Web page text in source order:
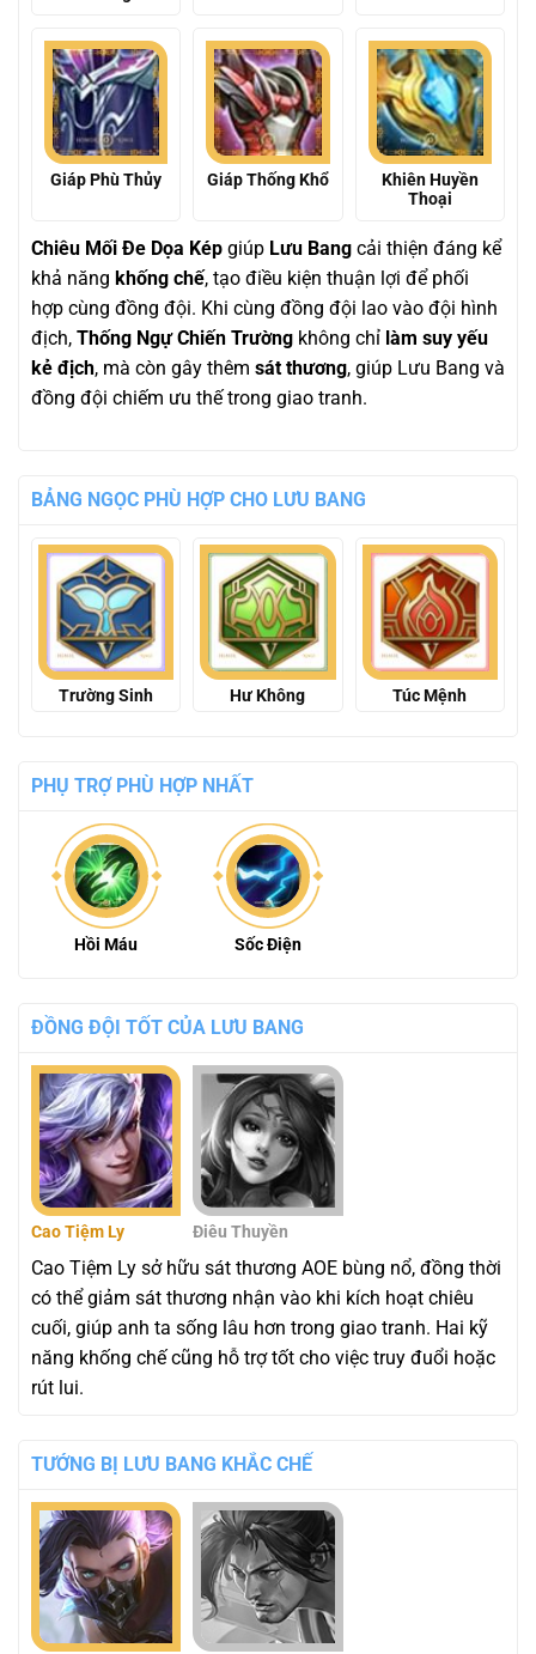
Giáp Phù Thủy Giáp Thống Khổ
Khiên Huyền
Thoại
Chiêu Mối Đe Dọa Kép giúp Lưu Bang cải thiện đáng kể
khả năng khống chế, tạo điều kiện thuận lợi để phối
hợp cùng đồng đội. Khi cùng đồng đội lao vào đội hình
địch, Thống Ngự Chiến Trường không chỉ làm suy yếu
kẻ địch, mà còn gây thêm sát thương, giúp Lưu Bang và
đồng đội chiếm ưu thế trong giao tranh.
BẢNG NGỌC PHÙ HỢP CHO LƯU BANG
Trường Sinh Hư Không Túc Mệnh
PHỤ TRỢ PHÙ HỢP NHẤT
Hồi Máu Sốc Điện
ĐỒNG ĐỘI TỐT CỦA LƯU BANG
Cao Tiệm Ly Điêu Thuyền
Cao Tiệm Ly sở hữu sát thương AOE bùng nổ, đồng thời
có thể giảm sát thương nhận vào khi kích hoạt chiêu
cuối, giúp anh ta sống lâu hơn trong giao tranh. Hai kỹ
năng khống chế cũng hỗ trợ tốt cho việc truy đuổi hoặc
rút lui.
TƯỚNG BỊ LƯU BANG KHẮC CHẾ